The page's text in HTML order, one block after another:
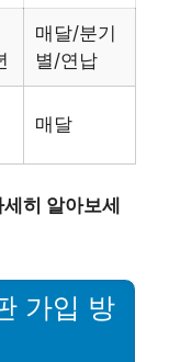
매달/분기
별/연납
매달
히 알아보세
가입 방